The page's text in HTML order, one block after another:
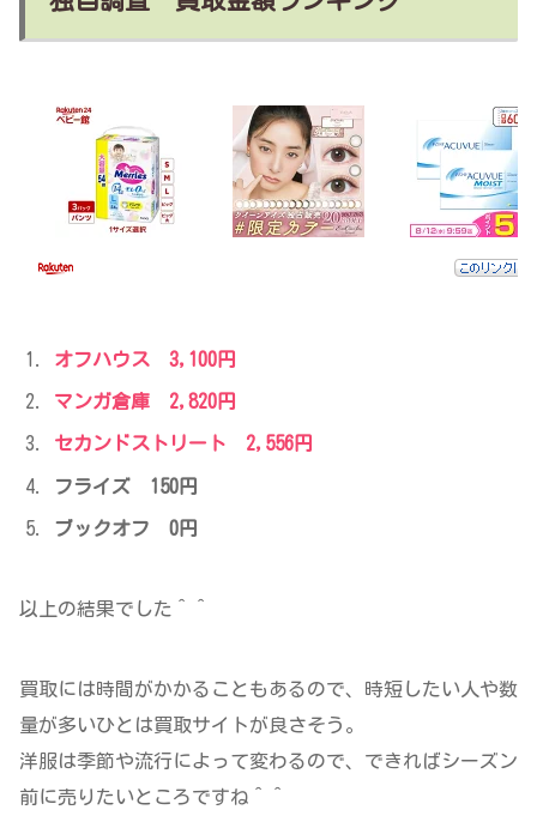
オフハウス 3,100円
マンガ倉庫 2,820円
セカンドストリート 2,556円
フライズ 150円
ブックオフ 0円
以上の結果でした＾＾
買取には時間がかかることもあるので、時短したい人や数
量が多いひとは買取サイトが良さそう。
洋服は季節や流行によって変わるので、できればシーズン
前に売りたいところですね＾＾